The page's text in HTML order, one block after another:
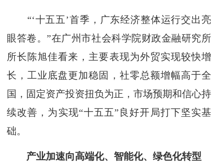
“‘十五五’首季，广东经济整体运行交出亮
眼答卷。”在广州市社会科学院财政金融研究所
所长陈旭佳看来，主要表现为外贸实现较快增
长，工业底盘更加稳固，社零总额增幅高于全
国，固定资产投资扭负为正，市场预期和信心持
续改善，为实现“十五五”良好开局打下坚实基
础。
产业加速向高端化、智能化、绿色化转型